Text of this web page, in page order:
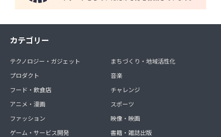
カテゴリー
テクノロジー・ガジェット
プロダクト
フード・飲食店
アニメ・漫画
ファッション
ゲーム・サービス開発
まちづくり・地域活性化
音楽
チャレンジ
スポーツ
映像・映画
書籍・雑誌出版